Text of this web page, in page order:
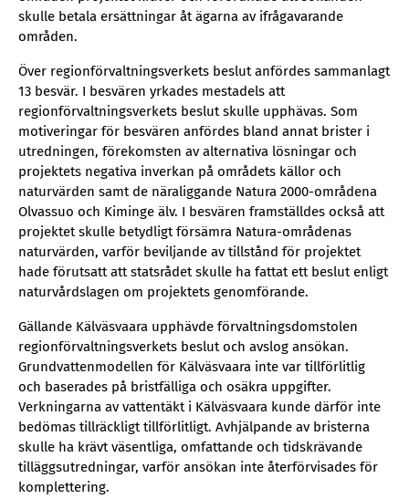
skulle betala ersättningar åt ägarna av ifrågavarande
områden.
Över regionförvaltningsverkets beslut anfördes sammanlagt
13 besvär. I besvären yrkades mestadels att
regionförvaltningsverkets beslut skulle upphävas. Som
motiveringar för besvären anfördes bland annat brister i
utredningen, förekomsten av alternativa lösningar och
projektets negativa inverkan på områdets källor och
naturvärden samt de näraliggande Natura 2000-områdena
Olvassuo och Kiminge älv. I besvären framställdes också att
projektet skulle betydligt försämra Natura-områdenas
naturvärden, varför beviljande av tillstånd för projektet
hade förutsatt att statsrådet skulle ha fattat ett beslut enligt
naturvårdslagen om projektets genomförande.
Gällande Kälväsvaara upphävde förvaltningsdomstolen
regionförvaltningsverkets beslut och avslog ansökan.
Grundvattenmodellen för Kälväsvaara inte var tillförlitlig
och baserades på bristfälliga och osäkra uppgifter.
Verkningarna av vattentäkt i Kälväsvaara kunde därför inte
bedömas tillräckligt tillförlitligt. Avhjälpande av bristerna
skulle ha krävt väsentliga, omfattande och tidskrävande
tilläggsutredningar, varför ansökan inte återförvisades för
komplettering.